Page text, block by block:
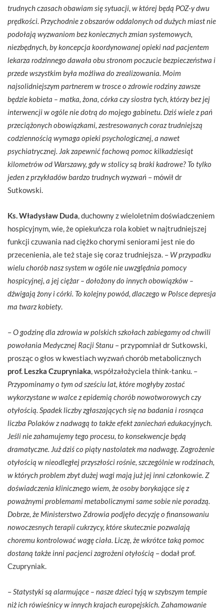
trudnych czasach obawiam się sytuacji, w której będą POZ-y dwu
prędkości. Przychodnie z obszarów oddalonych od dużych miast nie
podołają wyzwaniom bez koniecznych zmian systemowych,
niezbędnych, by koncepcja koordynowanej opieki nad pacjentem
lekarza rodzinnego dawała obu stronom poczucie bezpieczeństwa i
przede wszystkim była możliwa do zrealizowania. Moim
najsolidniejszym partnerem w trosce o zdrowie rodziny zawsze
będzie kobieta – matka, żona, córka czy siostra tych, którzy bez jej
interwencji w ogóle nie dotrą do mojego gabinetu. Dziś wiele z pań
przeciążonych obowiązkami, zestresowanych coraz trudniejszą
codziennością wymaga opieki psychologicznej, a nawet
psychiatrycznej. Jak zapewnić fachową pomoc kilkadziesiąt
kilometrów od Warszawy, gdy w stolicy są braki kadrowe? To tylko
jeden z przykładów bardzo trudnych wyzwań – mówił dr
Sutkowski.
Ks. Władysław Duda, duchowny z wieloletnim doświadczeniem
hospicyjnym, wie, że opiekuńcza rola kobiet w najtrudniejszej
funkcji czuwania nad ciężko chorymi seniorami jest nie do
przecenienia, ale też staje się coraz trudniejsza. – W przypadku
wielu chorób nasz system w ogóle nie uwzględnia pomocy
hospicyjnej, a jej ciężar – dołożony do innych obowiązków –
dźwigają żony i córki. To kolejny powód, dlaczego w Polsce depresja
ma twarz kobiety.
–O godzinę dla zdrowia w polskich szkołach zabiegamy od chwili
powołania Medycznej Racji Stanu – przypomniał dr Sutkowski,
prosząc o głos w kwestiach wyzwań chorób metabolicznych
prof. Leszka Czupryniaka, współzałożyciela think-tanku. –
Przypominamy o tym od sześciu lat, które mogłyby zostać
wykorzystane w walce z epidemią chorób nowotworowych czy
otyłością. Spadek liczby zgłaszających się na badania i rosnąca
liczba Polaków z nadwagą to także efekt zaniechań edukacyjnych.
Jeśli nie zahamujemy tego procesu, to konsekwencje będą
dramatyczne. Już dziś co piąty nastolatek ma nadwagę. Zagrożenie
otyłością w nieodległej przyszłości rośnie, szczególnie w rodzinach,
w których problem zbyt dużej wagi mają już jej inni członkowie. Z
doświadczenia klinicznego wiem, że osoby borykające się z
poważnymi problemami metabolicznymi same sobie nie poradzą.
Dobrze, że Ministerstwo Zdrowia podjęło decyzję o finansowaniu
nowoczesnych terapii cukrzycy, które skutecznie pozwalają
choremu kontrolować wagę ciała. Liczę, że wkrótce taką pomoc
dostaną także inni pacjenci zagrożeni otyłością – dodał prof.
Czupryniak.
–Statystyki są alarmujące – nasze dzieci tyją w szybszym tempie
niż ich rówieśnicy w innych krajach europejskich. Zahamowanie